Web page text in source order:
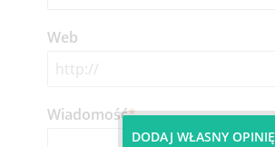
DODAJ WŁASNY OPINIĘ
Web
Wiadomość*